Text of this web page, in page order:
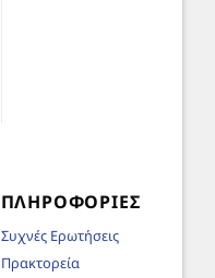
ΠΛΗΡΟΦΟΡΊΕΣ
Συχνές Ερωτήσεις
Πρακτορεία